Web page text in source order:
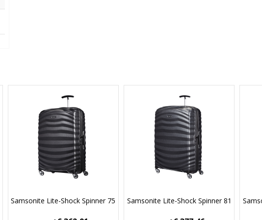
Samsonite Lite-Shock Spinner 75 Samsonite Lite-Shock Spinner 81